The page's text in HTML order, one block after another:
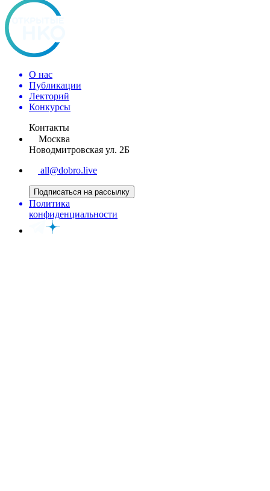
О нас
Публикации
Лекторий
Конкурсы
Контакты
Москва
Новодмитровская ул. 2Б
all@dobro.live
Подписаться на рассылку
Политика
конфиденциальности